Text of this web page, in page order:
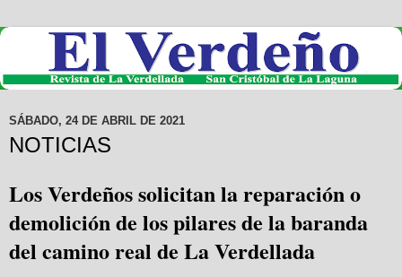
SÁBADO, 24 DE ABRIL DE 2021
NOTICIAS
Los Verdeños solicitan la reparación o
demolición de los pilares de la baranda
del camino real de La Verdellada